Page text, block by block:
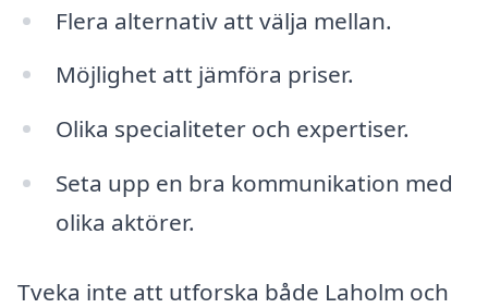
Flera alternativ att välja mellan.
Möjlighet att jämföra priser.
Olika specialiteter och expertiser.
Seta upp en bra kommunikation med
olika aktörer.
Tveka inte att utforska både Laholm och